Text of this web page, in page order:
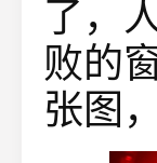
了，
败的
张图